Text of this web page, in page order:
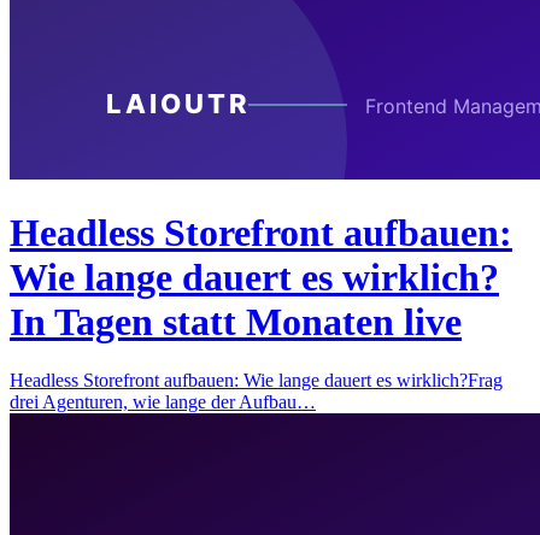
Headless Storefront aufbauen:
Wie lange dauert es wirklich?
In Tagen statt Monaten live
Headless Storefront aufbauen: Wie lange dauert es wirklich?Frag
drei Agenturen, wie lange der Aufbau…